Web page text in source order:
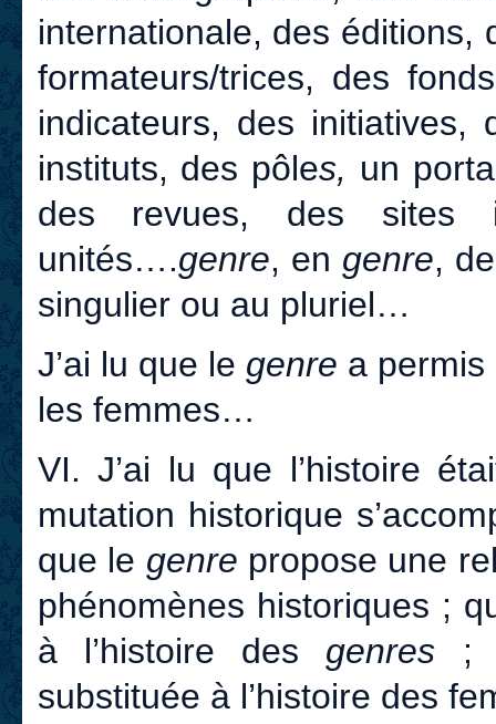
internationale, des éditions,
formateurs/trices, des
indicateurs, des initiatives,
instituts, des pôles, un
des revues,
des sites
unités….genre, en genre,
singulier ou au pluriel…
J’ai lu que le genre a
les femmes…
VI. J’ai lu que l’histoire
mutation historique
que le genre propose une
phénomènes historiques ;
à l’histoire des genres ;
substituée à l’histoire des